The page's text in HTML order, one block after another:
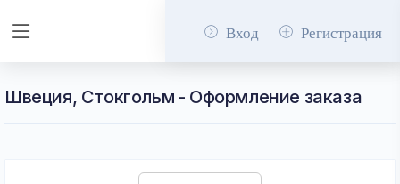
Вход Регистрация
Швеция, Стокгольм - Оформление заказа